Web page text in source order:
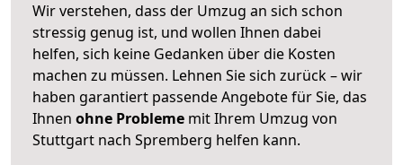
Wir verstehen, dass der Umzug an sich schon
stressig genug ist, und wollen Ihnen dabei
helfen, sich keine Gedanken über die Kosten
machen zu müssen. Lehnen Sie sich zurück – wir
haben garantiert passende Angebote für Sie, das
Ihnen ohne Probleme mit Ihrem Umzug von
Stuttgart nach Spremberg helfen kann.